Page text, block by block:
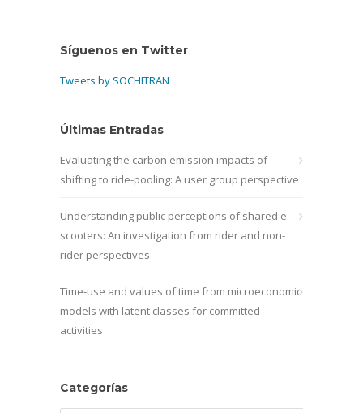
Síguenos en Twitter
Tweets by SOCHITRAN
Últimas Entradas
Evaluating the carbon emission impacts of
shifting to ride-pooling: A user group perspective
Understanding public perceptions of shared e-
scooters: An investigation from rider and non-
rider perspectives
Time-use and values of time from microeconomic
models with latent classes for committed
activities
Categorías